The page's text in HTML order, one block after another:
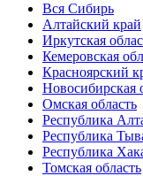
Вся Сибирь
Алтайский край
Иркутская
Кемеровская
Красноярский
Новосибирская
Омская область
Республика
Республика
Республика
Томская область